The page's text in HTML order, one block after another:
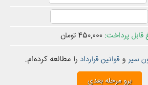
450,000 تومان
سیرو قوانین قرارداد را مطالعه کرده‌ام.